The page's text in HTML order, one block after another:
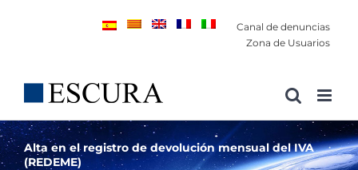
Canal de denuncias
Zona de Usuarios
Alta en el registro de devolución mensual del IVA
(REDEME)